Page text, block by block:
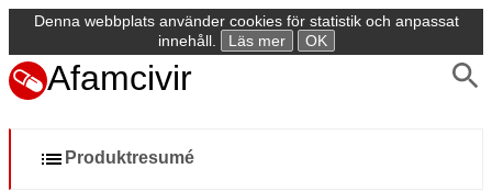
Denna webbplats använder cookies för statistik och anpassat
innehåll.
Läs mer OK
Afamcivir
Produktresumé